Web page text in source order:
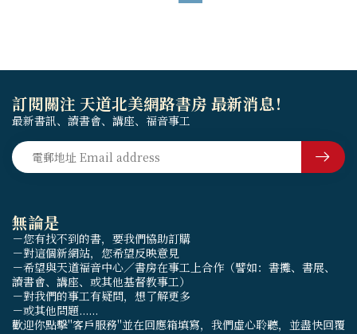
無論是
－您有找不到的書，要我們協助訂購
－對這個新網站，您希望反映意見
－希望與天道福音中心／書房在事工上合作（譬如：書攤、書展、
讀書會、講座、或其他基督教事工）
－對我們的事工有疑問，想了解更多
－或其他問題......
歡迎你點擊"客戶服務"並在回應箱填寫，我們虛心聆聽，並盡快回覆
訂閱關注 天道北美網路書房 最新消息！
最新書訊、讀書會、講座、福音事工